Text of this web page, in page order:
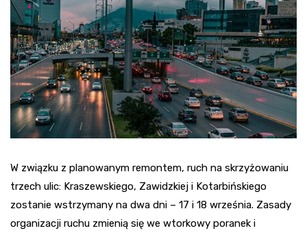
W związku z planowanym remontem, ruch na skrzyżowaniu
trzech ulic: Kraszewskiego, Zawidzkiej i Kotarbińskiego
zostanie wstrzymany na dwa dni – 17 i 18 września. Zasady
organizacji ruchu zmienią się we wtorkowy poranek i